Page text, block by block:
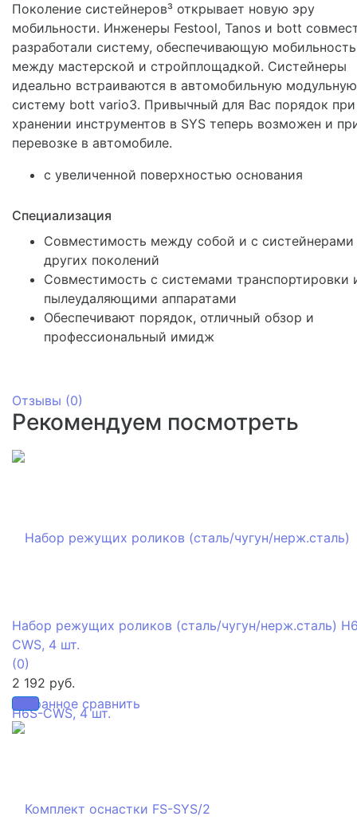
Поколение систейнеров³ открывает новую эру
мобильности. Инженеры Festool, Tanos и bott
разработали систему, обеспечивающую мобильность
между мастерской и стройплощадкой. Систейнеры
идеально встраиваются в автомобильную модульную
систему bott vario3. Привычный для Вас порядок при
хранении инструментов в SYS теперь возможен и
перевозке в автомобиле.
с увеличенной поверхностью основания
Специализация
Совместимость между собой и с систейнерами
других поколений
Совместимость с системами транспортировки
пылеудаляющими аппаратами
Обеспечивают порядок, отличный обзор и
профессиональный имидж
Отзывы (0)
Рекомендуем посмотреть
избранное сравнить
Набор режущих роликов (сталь/чугун/нерж.сталь)
CWS, 4 шт.
(0)
2 192 руб.